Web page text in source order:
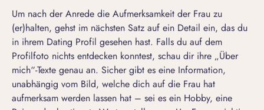
Um nach der Anrede die Aufmerksamkeit der Frau zu
(er)halten, gehst im nächsten Satz auf ein Detail ein, das du
in ihrem Dating Profil gesehen hast. Falls du auf dem
Profilfoto nichts entdecken konntest, schau dir ihre „Über
mich“-Texte genau an. Sicher gibt es eine Information,
unabhängig vom Bild, welche dich auf die Frau hat
aufmerksam werden lassen hat – sei es ein Hobby, eine